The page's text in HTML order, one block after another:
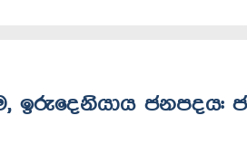
ඉරුදෙනියාය ජනපදය: